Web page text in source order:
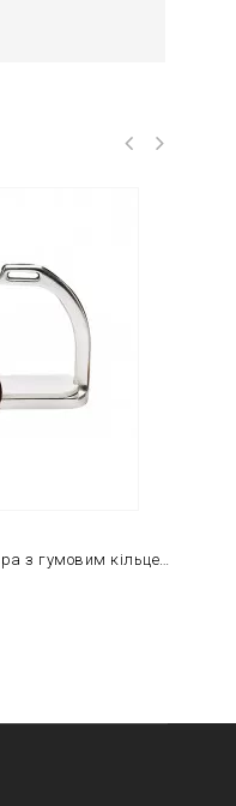
Стремена пара з гумовим кільцем FEELING